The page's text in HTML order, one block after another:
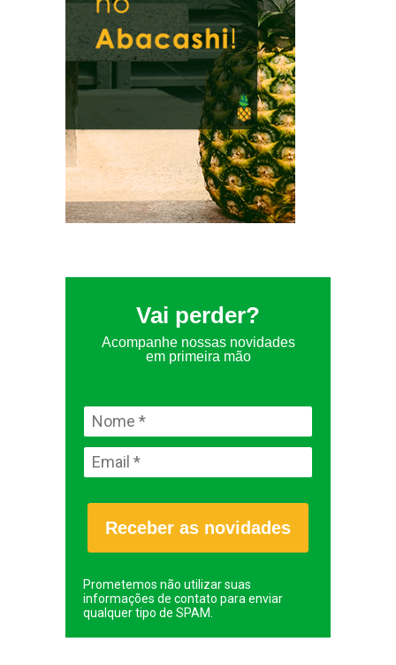
Vai perder?
Acompanhe nossas novidades
em primeira mão
Receber as novidades
Prometemos não utilizar suas
informações de contato para enviar
qualquer tipo de SPAM.